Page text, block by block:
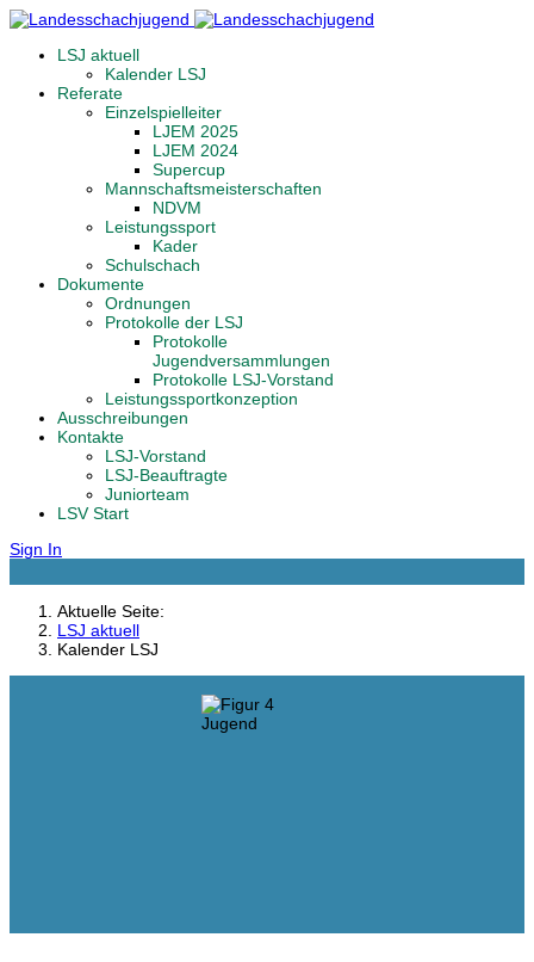
LSJ aktuell
Kalender LSJ
Referate
Einzelspielleiter
LJEM 2025
LJEM 2024
Supercup
Mannschaftsmeisterschaften
NDVM
Leistungssport
Kader
Schulschach
Dokumente
Ordnungen
Protokolle der LSJ
Protokolle
Jugendversammlungen
Protokolle LSJ-Vorstand
Leistungssportkonzeption
Ausschreibungen
Kontakte
LSJ-Vorstand
LSJ-Beauftragte
Juniorteam
LSV Start
Sign In
Aktuelle Seite:
LSJ aktuell
Kalender LSJ